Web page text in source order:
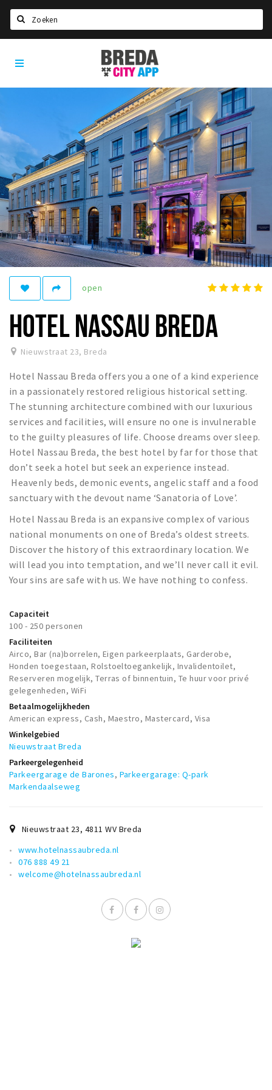
Home
Agenda
Nieuws, interviews & blogs
Eten
Drinken
Slapen
Recreatief
Winkels
Winkelgebieden
Bezienswaardigheden
Musea, theaters & podia
Uitjes & activiteiten
Toeristische routes
Natuurgebieden
Baroniepoorten
Sport
Privacy
Inloggen
Breda
City
App
open
HOTEL NASSAU BREDA
Nieuwstraat 23, Breda
Hotel Nassau Breda offers you a one of a kind experience
in a passionately restored religious historical setting.
The stunning architecture combined with our luxurious
services and facilities, will ensure no one is invulnerable
to the guilty pleasures of life. Choose dreams over sleep.
Hotel Nassau Breda, the best hotel by far for those that
don’t seek a hotel but seek an experience instead.
Heavenly beds, demonic events, angelic staff and a food
sanctuary with the devout name ‘Sanatoria of Love’.
Hotel Nassau Breda is an expansive complex of various
national monuments on one of Breda’s oldest streets.
Discover the history of this extraordinary location. We
will lead you into temptation, and we’ll never call it evil.
Your sins are safe with us. We have nothing to confess.
Capaciteit
100 - 250 personen
Faciliteiten
Airco, Bar (na)borrelen, Eigen parkeerplaats, Garderobe,
Honden toegestaan, Rolstoeltoegankelijk, Invalidentoilet,
Reserveren mogelijk, Terras of binnentuin, Te huur voor privé
gelegenheden, WiFi
Betaalmogelijkheden
American express, Cash, Maestro, Mastercard, Visa
Winkelgebied
Nieuwstraat Breda
Parkeergelegenheid
Parkeergarage de Barones, Parkeergarage: Q-park
Markendaalseweg
Nieuwstraat 23, 4811 WV Breda
www.hotelnassaubreda.nl
076 888 49 21
welcome@hotelnassaubreda.nl